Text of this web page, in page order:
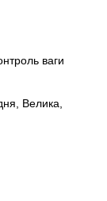
ваги
Велика,